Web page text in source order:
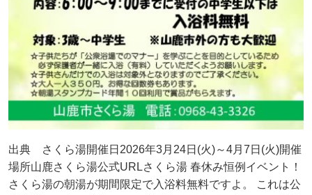
出典 さくら湯開催日2026年3月24日(火)～4月7日(火)開催
場所山鹿さくら湯公式URLさくら湯 春休み恒例イベント！
さくら湯の朝湯が期間限定で入浴料無料ですよ。 これは公